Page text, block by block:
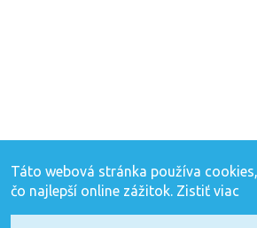
Táto webová stránka používa
čo najlepší online zážitok. Zistiť viac